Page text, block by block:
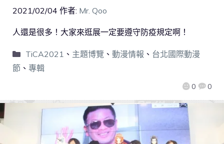
2021/02/04 作者: Mr. Qoo
0 0
人還是很多！大家來逛展一定要遵守防疫規定啊！
TiCA2021 、 主題博覽 、 動漫情報 、 台北國際動漫
節 、 專輯